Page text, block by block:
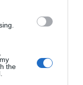
the
online.
de software que
por las
entre otra
cumplimiento del